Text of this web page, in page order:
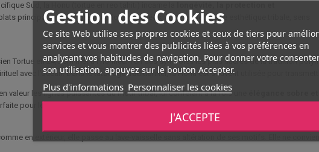
Gestion des Cookies
Ce site Web utilise ses propres cookies et ceux de tiers pour
services et vous montrer des publicités liées à vos préférences en
analysant vos habitudes de navigation. Pour donner votre
son utilisation, appuyez sur le bouton Accepter.
Plus d'informations Personnaliser les cookies
J'ACCEPTE
Sud, la Honu (tortue en reo tahiti) incarne la
principaux ou les présentations soignées, cette assiette allie esthétique tribale, sens
Tortue en 24,5 cm met à l’honneur l’un des symboles les plus sacrés de la tradition
avec l’océan. Dans le tatouage traditionnel, la Honu est souvent utilisée pour
valeur les lignes puissantes du motif tribal, lui conférant à la fois une élégance sobre
pour les plats principaux, les salades ou les présentations élaborées. Fabriquée en
en extérieur, elle passe au lave-vaisselle sans altération de ses motifs. Elle ne